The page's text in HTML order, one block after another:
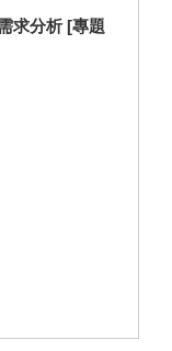
求分析 [專題